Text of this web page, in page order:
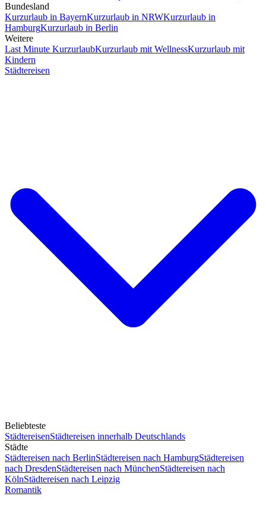
Bundesland
Kurzurlaub in BayernKurzurlaub in NRWKurzurlaub in
HamburgKurzurlaub in Berlin
Weitere
Last Minute KurzurlaubKurzurlaub mit WellnessKurzurlaub mit
Kindern
Städtereisen
Beliebteste
StädtereisenStädtereisen innerhalb Deutschlands
Städte
Städtereisen nach BerlinStädtereisen nach HamburgStädtereisen
nach DresdenStädtereisen nach MünchenStädtereisen nach
KölnStädtereisen nach Leipzig
Romantik